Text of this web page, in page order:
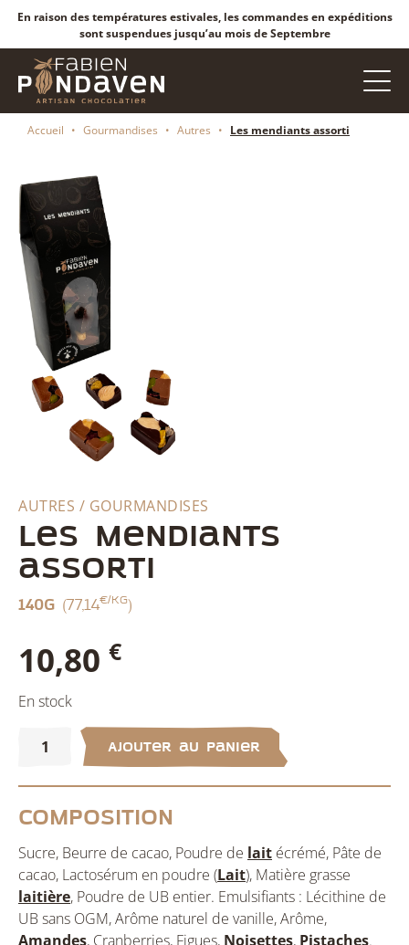
En raison des températures estivales, les commandes en expéditions
sont suspendues jusqu’au mois de Septembre
Accueil • Gourmandises • Autres • Les mendiants assorti
Les mendiants
assorti
AUTRES / GOURMANDISES
140g (77,14€/kg)
10,80 €
En stock
assorti
Ajouter au panier
Composition
Sucre, Beurre de cacao, Poudre de lait écrémé, Pâte de
cacao, Lactosérum en poudre (Lait), Matière grasse
laitière, Poudre de UB entier. Emulsifiants : Lécithine de
UB sans OGM, Arôme naturel de vanille, Arôme,
Amandes, Cranberries, Figues, Noisettes, Pistaches.